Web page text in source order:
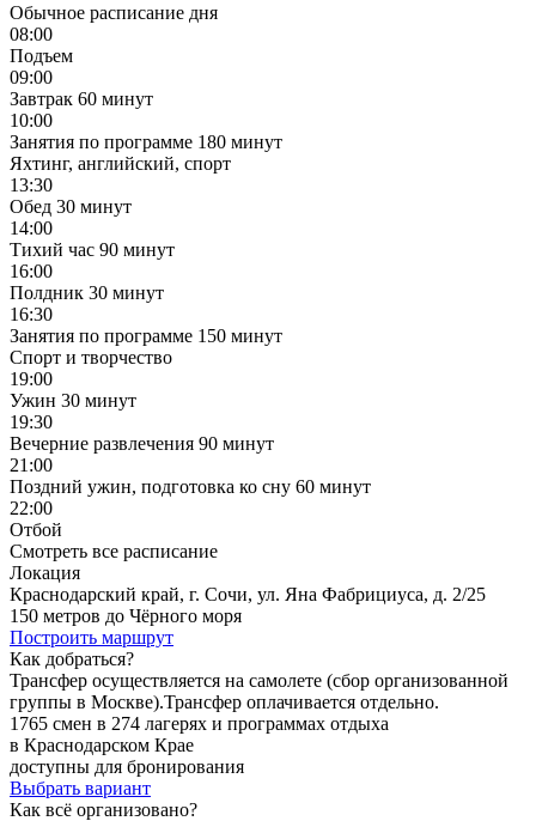
Обычное расписание дня
08:00
Подъем
09:00
Завтрак 60 минут
10:00
Занятия по программе 180 минут
Яхтинг, английский, спорт
13:30
Обед 30 минут
14:00
Тихий час 90 минут
16:00
Полдник 30 минут
16:30
Занятия по программе 150 минут
Спорт и творчество
19:00
Ужин 30 минут
19:30
Вечерние развлечения 90 минут
21:00
Поздний ужин, подготовка ко сну 60 минут
22:00
Отбой
Смотреть все расписание
Локация
Краснодарский край, г. Сочи, ул. Яна Фабрициуса, д. 2/25
150 метров до Чёрного моря
Построить маршрут
Как добраться?
Трансфер осуществляется на самолете (сбор организованной
группы в Москве).Трансфер оплачивается отдельно.
1765 смен в 274 лагерях и программах отдыха
в Краснодарском Крае
доступны для бронирования
Выбрать вариант
Как всё организовано?